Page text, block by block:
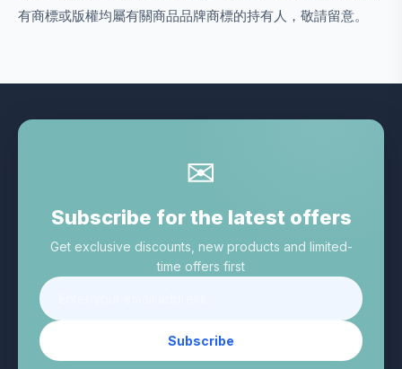
有商標或版權均屬有關商品品牌商標的持有人，敬請留意。
✉
Subscribe for the latest offers
Get exclusive discounts, new products and limited-
time offers first
Subscribe